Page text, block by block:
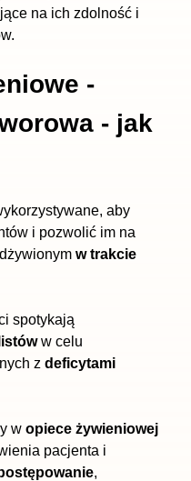
na ich zdolność i
-
- jak
aby
i pozwolić im na
w trakcie
spotykają
w celu
z deficytami
w opiece żywieniowej
pacjenta i
,